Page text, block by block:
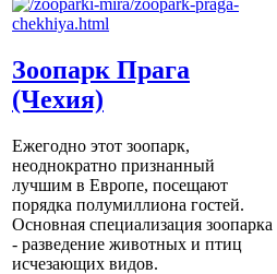
Зоопарк Прага
(Чехия)
Ежегодно этот зоопарк,
неоднократно признанный
лучшим в Европе, посещают
порядка полумиллиона гостей.
Основная специализация зоопарка
- разведение животных и птиц
исчезающих видов.